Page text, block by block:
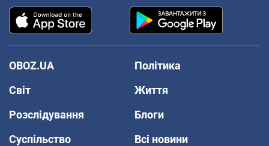
OBOZ.UA
Політика
Світ
Життя
Розслідування
Блоги
Суспільство
Всі новини